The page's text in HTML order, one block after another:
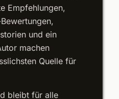
Empfehlungen,
und ein
machen
Quelle für
bleibt für alle